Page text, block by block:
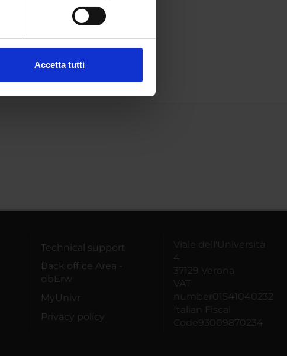
Accetta tutti
Technical support
Back office Area -
dbErw
MyUnivr
Privacy policy
Viale dell'Università
4
37129 Verona
VAT
number01541040232
Italian Fiscal
Code93009870234